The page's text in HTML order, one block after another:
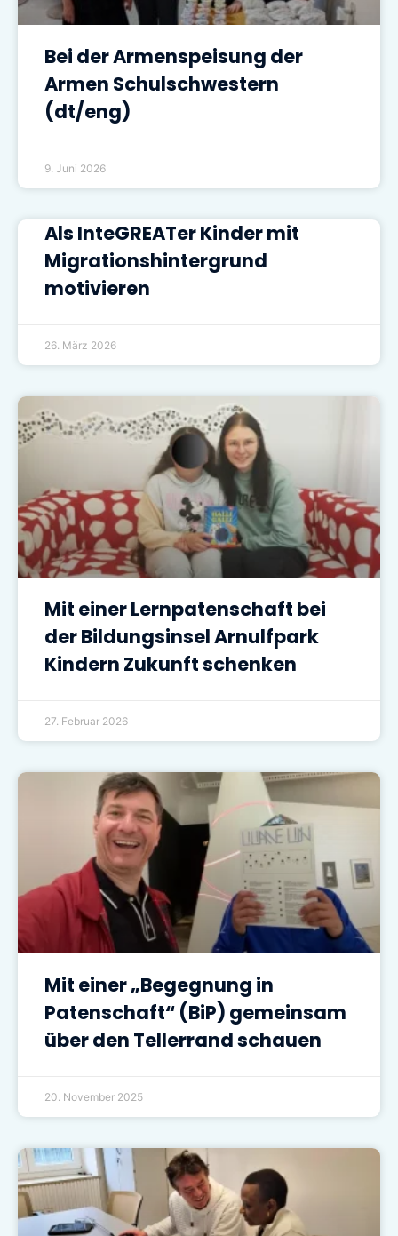
Bei der Armenspeisung der
Armen Schulschwestern
(dt/eng)
9. Juni 2026
Als InteGREATer Kinder mit
Migrationshintergrund
motivieren
26. März 2026
Mit einer Lernpatenschaft bei
der Bildungsinsel Arnulfpark
Kindern Zukunft schenken
27. Februar 2026
Mit einer „Begegnung in
Patenschaft“ (BiP) gemeinsam
über den Tellerrand schauen
20. November 2025